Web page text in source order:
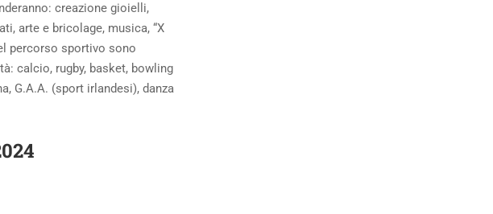
creazione gioielli,
arte e bricolage, musica, “X
percorso sportivo sono
calcio, rugby, basket, bowling
G.A.A. (sport irlandesi), danza